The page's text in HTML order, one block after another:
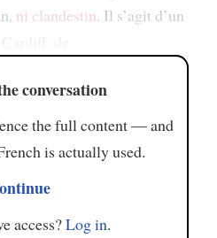
ni clandestin. Il s’agit d’un
conversation
the full content — and
is actually used.
access?Log in.